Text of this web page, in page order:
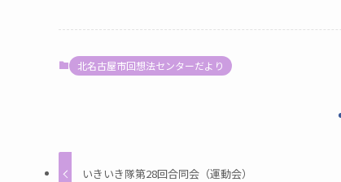
北名古屋市回想法センターだより
いきいき隊第28回合同会（運動会）